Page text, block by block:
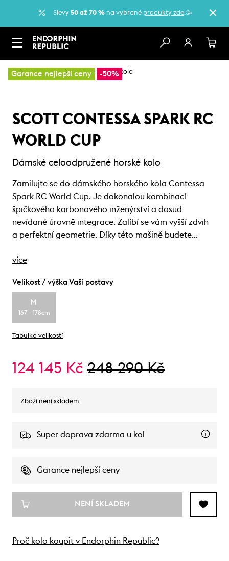
Slevy 50 až 70 % na vybrané produkty zde.🥳
Garance nejlepší ceny -50%
… Horská kola Dámská horská kola
SCOTT CONTESSA SPARK RC
WORLD CUP
Dámské celoodpružené horské kolo
Zamilujte se do dámského horského kola Contessa
Spark RC World Cup. Je dokonalou kombinací
špičkového karbonového inženýrství a dosud
nevídané úrovně integrace. Zalíbí se vám vyšší zdvih
a perfektní geometrie. Díky této mašině budete…
více
Velikost / výška Vaší postavy
M
167 - 178cm
Tabulka velikostí
124 145 Kč 248 290 Kč
Zboží není skladem.
Super doprava zdarma u kol
Garance nejlepší ceny
NENÍ SKLADEM
Proč kolo koupit v Endorphin Republic?